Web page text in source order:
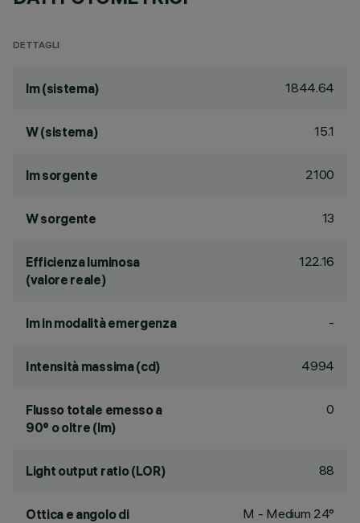
DETTAGLI
lm (sistema) 1844.64
W (sistema) 15.1
lm sorgente 2100
W sorgente 13
Efficienza luminosa
(valore reale)
122.16
lm in modalità emergenza -
Intensità massima (cd) 4994
Flusso totale emesso a
90° o oltre (lm)
0
Light output ratio (LOR) 88
Ottica e angolo di
M - Medium 24°